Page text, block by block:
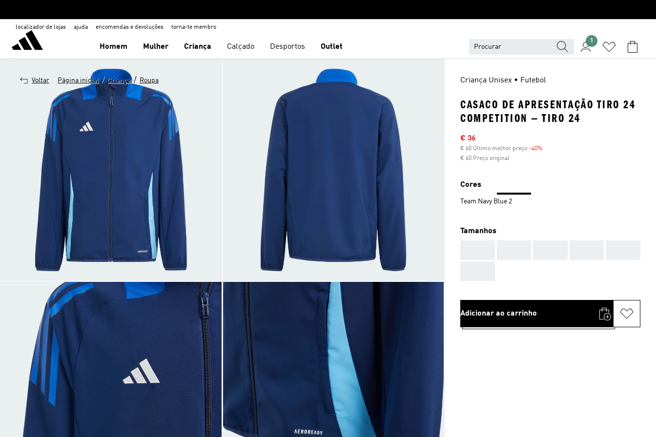
localizador de lojas ajuda encomendas e devoluções torna-te membro
Homem Mulher Criança Calçado Desportos Outlet
1
Voltar Página inicial / Criança / Roupa Criança Unisex • Futebol
CASACO DE APRESENTAÇÃO TIRO 24
COMPETITION — TIRO 24
Preço com desconto
€ 36
€ 60 Último melhor preço -40%
€ 60 Preço original
Cores
Team Navy Blue 2
Tamanhos
Adicionar ao carrinho